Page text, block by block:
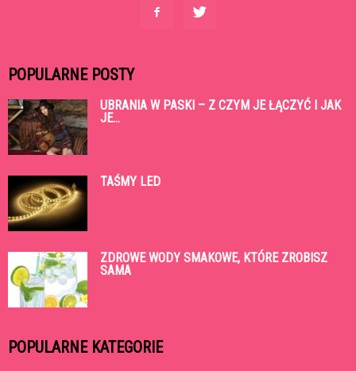
POPULARNE POSTY
UBRANIA W PASKI – Z CZYM JE ŁĄCZYĆ I JAK
JE...
TAŚMY LED
ZDROWE WODY SMAKOWE, KTÓRE ZROBISZ
SAMA
POPULARNE KATEGORIE